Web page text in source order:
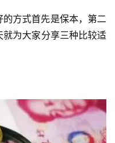
方式首先是保本，第二
为大家分享三种比较适